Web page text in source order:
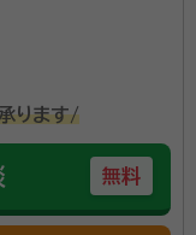
ケースにも対応
最大限の
安心しました。」
ります/
無料